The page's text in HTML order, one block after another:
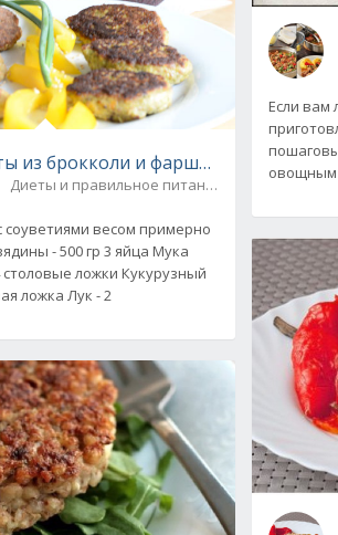
из брокколи и фарша: полезные и
Диеты и правильное питание / На скорую
соуветиями весом примерно
- 500 гр 3 яйца Мука
столовые ложки Кукурузный
ложка Лук - 2
Если вам
овощным